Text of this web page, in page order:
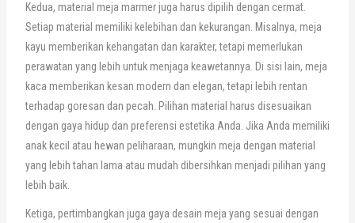
Kedua, material meja marmer juga harus dipilih dengan cermat.
Setiap material memiliki kelebihan dan kekurangan. Misalnya, meja
kayu memberikan kehangatan dan karakter, tetapi memerlukan
perawatan yang lebih untuk menjaga keawetannya. Di sisi lain, meja
kaca memberikan kesan modern dan elegan, tetapi lebih rentan
terhadap goresan dan pecah. Pilihan material harus disesuaikan
dengan gaya hidup dan preferensi estetika Anda. Jika Anda memiliki
anak kecil atau hewan peliharaan, mungkin meja dengan material
yang lebih tahan lama atau mudah dibersihkan menjadi pilihan yang
lebih baik.
Ketiga, pertimbangkan juga gaya desain meja yang sesuai dengan